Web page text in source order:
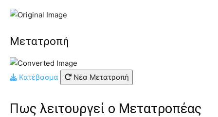
Μετατροπή
Κατέβασμα Νέα Μετατροπή
Πως λειτουργεί ο Μετατροπέας